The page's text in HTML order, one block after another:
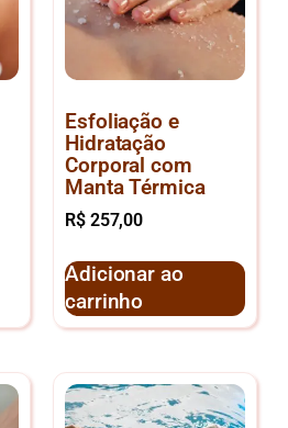
Esfoliação e
Hidratação
Corporal com
Manta Térmica
R$257,00
Adicionar ao
carrinho